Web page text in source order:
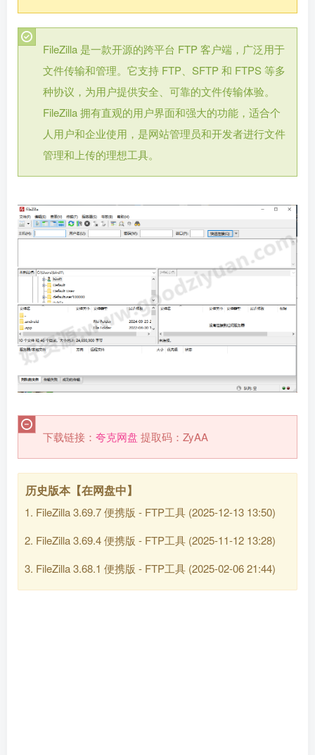
FileZilla 是一款开源的跨平台 FTP 客户端，广泛用于
文件传输和管理。它支持 FTP、SFTP 和 FTPS 等多
种协议，为用户提供安全、可靠的文件传输体验。
FileZilla 拥有直观的用户界面和强大的功能，适合个
人用户和企业使用，是网站管理员和开发者进行文件
管理和上传的理想工具。
下载链接： 夸克网盘 提取码：ZyAA
历史版本【在网盘中】
FileZilla 3.69.7 便携版 - FTP工具 (2025-12-13 13:50)
FileZilla 3.69.4 便携版 - FTP工具 (2025-11-12 13:28)
FileZilla 3.68.1 便携版 - FTP工具 (2025-02-06 21:44)